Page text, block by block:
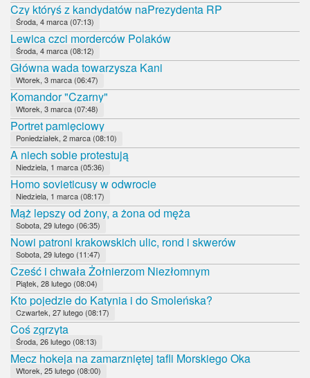
Czy któryś z kandydatów naPrezydenta RP
Środa, 4 marca (07:13)
Lewica czci morderców Polaków
Środa, 4 marca (08:12)
Główna wada towarzysza Kani
Wtorek, 3 marca (06:47)
Komandor "Czarny"
Wtorek, 3 marca (07:48)
Portret pamięciowy
Poniedziałek, 2 marca (08:10)
A niech sobie protestują
Niedziela, 1 marca (05:36)
Homo sovieticusy w odwrocie
Niedziela, 1 marca (08:17)
Mąż lepszy od żony, a żona od męża
Sobota, 29 lutego (06:35)
Nowi patroni krakowskich ulic, rond i skwerów
Sobota, 29 lutego (11:47)
Cześć i chwała Żołnierzom Niezłomnym
Piątek, 28 lutego (08:04)
Kto pojedzie do Katynia i do Smoleńska?
Czwartek, 27 lutego (08:17)
Coś zgrzyta
Środa, 26 lutego (08:13)
Mecz hokeja na zamarzniętej tafli Morskiego Oka
Wtorek, 25 lutego (08:00)